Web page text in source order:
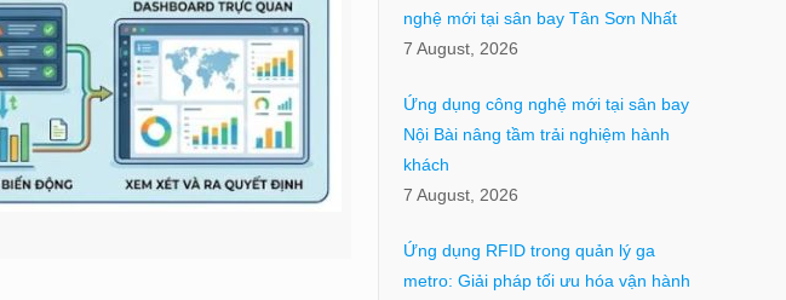
nghệ mới tại sân bay Tân Sơn Nhất
7 August, 2026
Ứng dụng công nghệ mới tại sân bay
Nội Bài nâng tầm trải nghiệm hành
khách
7 August, 2026
Ứng dụng RFID trong quản lý ga
metro: Giải pháp tối ưu hóa vận hành